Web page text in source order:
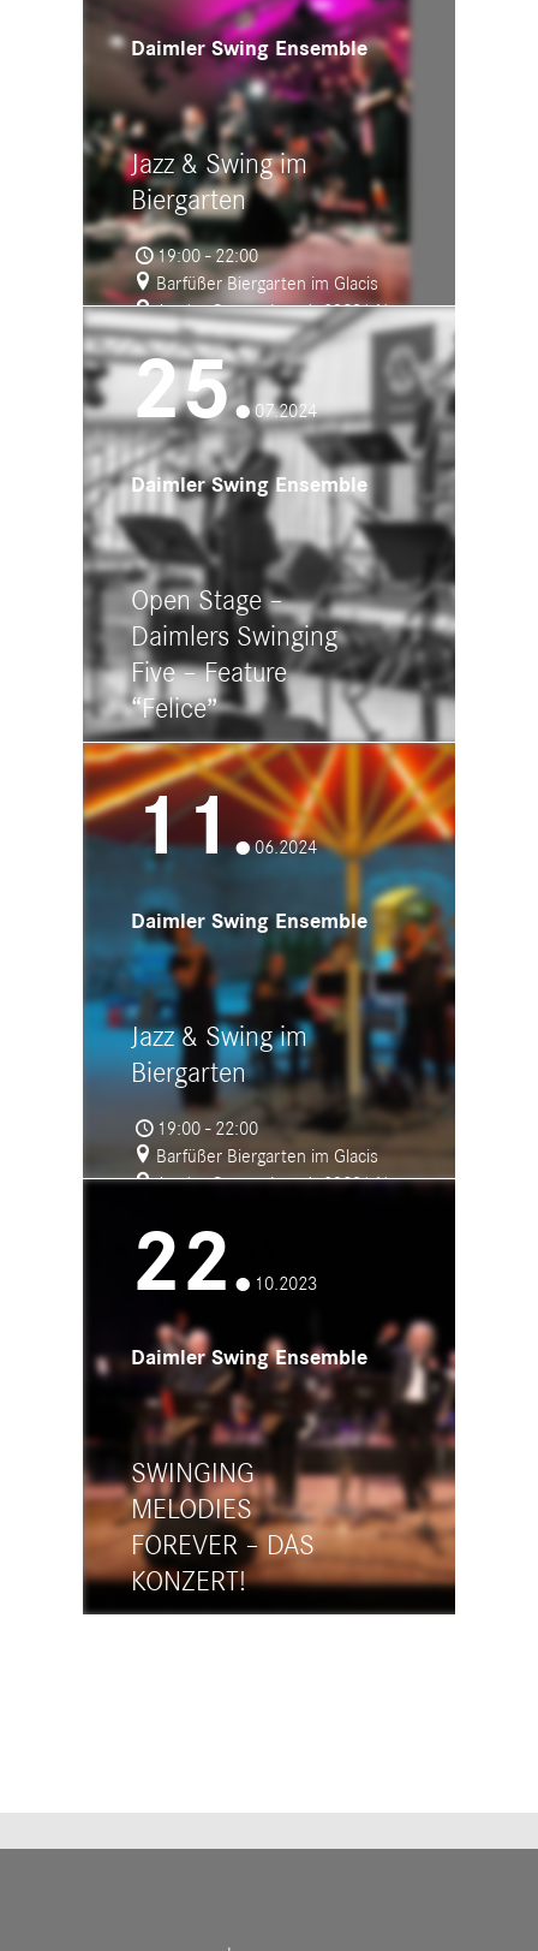
Daimler Swing Ensemble
Jazz & Swing im
Biergarten
19:00 - 22:00
Barfüßer Biergarten im Glacis
An der Caponniere 6, 89231 Neu-
Ulm
25.07.2024
Daimler Swing Ensemble
Open Stage –
Daimlers Swinging
Five – Feature
“Felice”
19:00 - 21:45
Landschaftsgärtnerei Schick
Oberer Espach 2, 88480 Achstetten
- Bronnen
11.06.2024
Daimler Swing Ensemble
Jazz & Swing im
Biergarten
19:00 - 22:00
Barfüßer Biergarten im Glacis
An der Caponniere 6, 89231 Neu-
22. 10.2023
Daimler Swing Ensemble
SWINGING
MELODIES
FOREVER – DAS
KONZERT!